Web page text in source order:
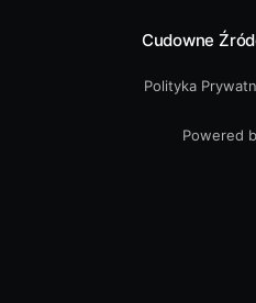
Cudowne
Polityka
Powered